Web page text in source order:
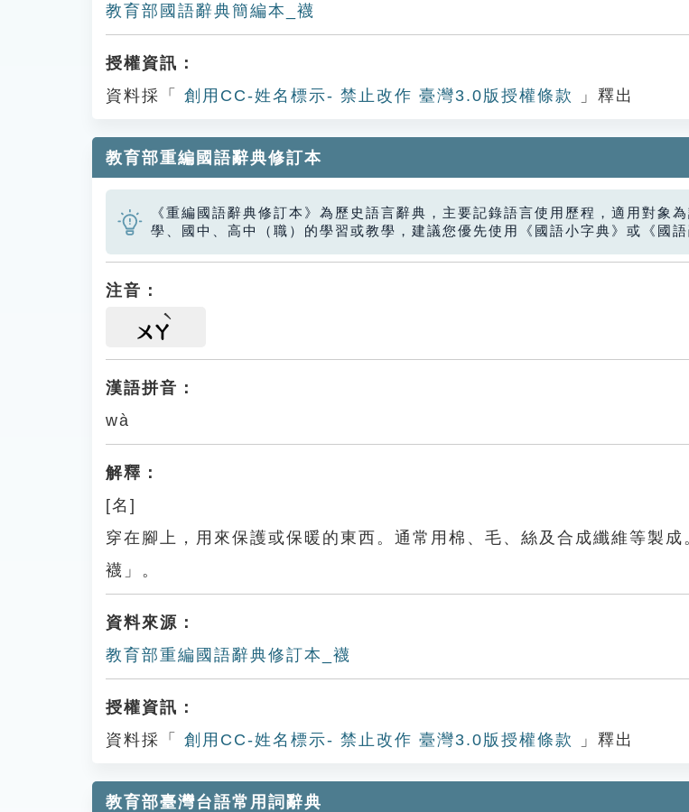
教育部國語辭典簡編本_襪
授權資訊：
資料採「
創用CC-姓名標示- 禁止改作 臺灣3.0版授權條款 」釋出
教育部重編國語辭典修訂本
《重編國語辭典修訂本》為歷史語言辭典，主要記錄語言使用歷程，適用對象
學、國中、高中（職）的學習或教學，建議您優先使用《國語小字典》或《國語
注音：
ㄨㄚ
漢語拼音：
wà
解釋：
[名]
穿在腳上，用來保護或保暖的東西。通常用棉、毛、絲及合成纖維等製
襪」。
資料來源：
教育部重編國語辭典修訂本_襪
授權資訊：
資料採「
創用CC-姓名標示- 禁止改作 臺灣3.0版授權條款 」釋出
教育部臺灣台語常用詞辭典